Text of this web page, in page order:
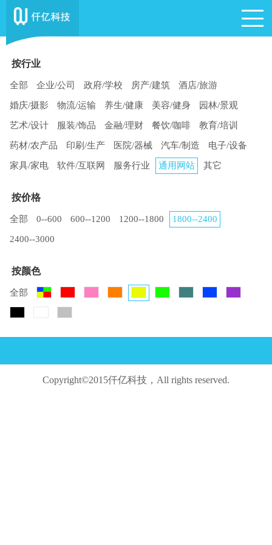
按行业
全部 企业/公司 政府/学校 房产/建筑 酒店/旅游
婚庆/摄影 物流/运输 养生/健康 美容/健身 园林/景观
艺术/设计 服装/饰品 金融/理财 餐饮/咖啡 教育/培训
药材/农产品 印刷/生产 医院/器械 汽车/制造 电子/设备
家具/家电 软件/互联网 服务行业 通用网站 其它
按价格
全部 0--600 600--1200 1200--1800 1800--2400
2400--3000
按颜色
全部
Copyright©2015仟亿科技，All rights reserved.